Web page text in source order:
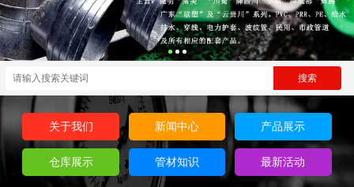
关于我们 新闻中心 产品展示
仓库展示 管材知识 最新活动